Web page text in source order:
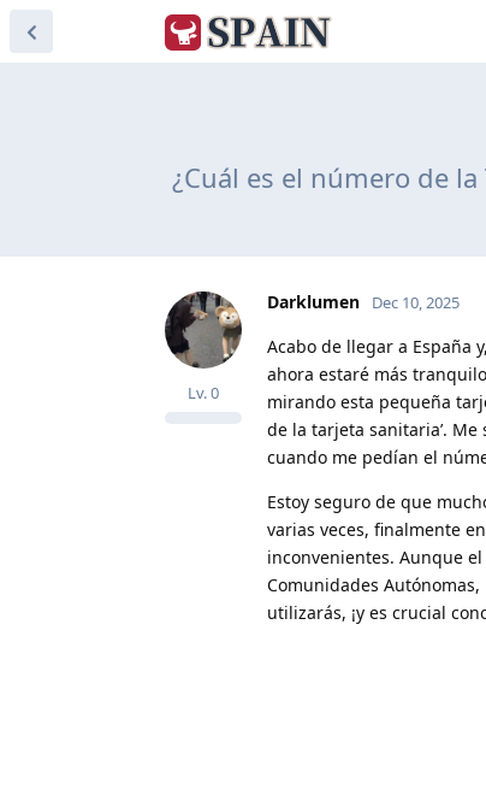
¿Cuál es el número de
Darklumen
Lv.0
Dec 10, 2025
Acabo de llegar a España
ahora estaré más
mirando esta pequeña
de la tarjeta sanitaria’.
cuando me pedían el
Estoy seguro de que
varias veces, finalmente
inconvenientes. Aunque
Comunidades
utilizarás, ¡y es crucial